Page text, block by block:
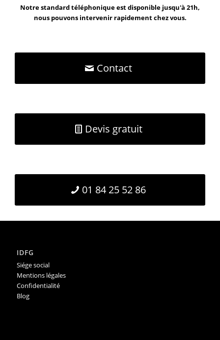
Notre standard téléphonique est disponible jusqu'à 21h,
nous pouvons intervenir rapidement chez vous.
Contact
Devis gratuit
01 84 25 52 86
IDFG
Siége social
Mentions légales
Confidentialité
Blog